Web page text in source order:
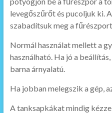
levegőszűrőt és pucoljuk ki.
szabadítsuk meg a
Normál használat mellett a
használható. Ha jó a
barna árnyalatú.
Ha jobban melegszik a gép,
A tanksapkákat mindig